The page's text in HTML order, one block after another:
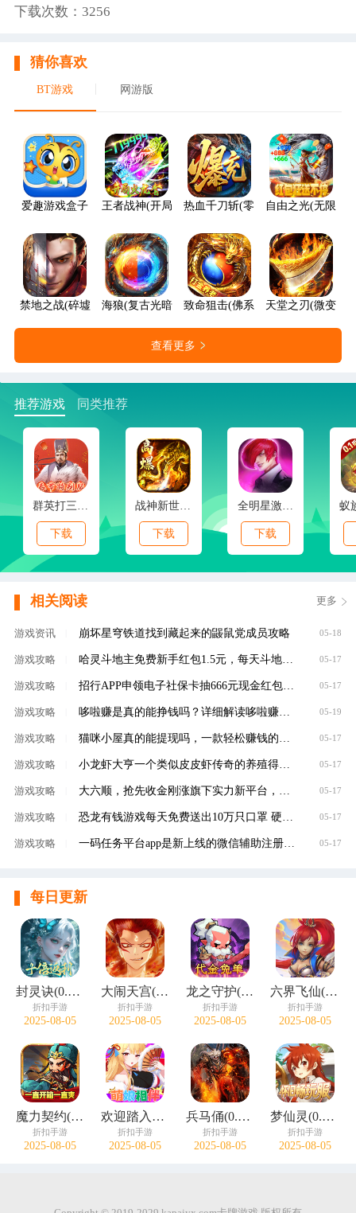
下载次数：3256
猜你喜欢
BT游戏 网游版
爱趣游戏盒子 王者战神(开局火龙套)热血千刀斩(零氪送赞爆充)
自由之光(无限红
禁地之战(碎墟诸天沉默)海狼(复古光暗福利版)致命狙击(佛系打金养老传奇)
天堂之刃(微变攻
查看更多
推荐游戏 同类推荐
下载
战神新世纪(免赞沉默开荒)
下载 下载
相关阅读 更多
游戏资讯 崩坏星穹铁道找到藏起来的鼹鼠党成员攻略 05-18
游戏攻略 哈灵斗地主免费新手红包1.5元，每天斗地主领元 05-17
游戏攻略 招行APP申领电子社保卡抽666元现金红包，100%有礼 05-17
游戏攻略 哆啦赚是真的能挣钱吗？详细解读哆啦赚是不是 05-19
游戏攻略 05-17
游戏攻略 小龙虾大亨一个类似皮皮虾传奇的养殖得分红虾 05-17
游戏攻略 05-17
游戏攻略 05-17
游戏攻略 一码任务平台app是新上线的微信辅助注册赚钱平 05-17
每日更新
封灵诀(0.05十倍返利免单版)
折扣手游
2025-08-05
大闹天宫(0.05折开箱买断版)
折扣手游
2025-08-05
龙之守护(0.05折代金免单)
折扣手游
2025-08-05
六界飞仙(0.1折免费送6480)
折扣手游
2025-08-05
魔力契约(江东儿郎0.05折)
折扣手游
2025-08-05
欢迎踏入金戈铁马的战国世界！这里，广袤大地被战火肆意灼烧，巍峨城垣见证过无数次的攻防拉锯，残垣断壁诉说着往昔的惊心动魄。 风云变幻间，你将与白起等豪杰并肩同行，感受他们的壮志豪情。宫廷权谋诡谲，各方势
折扣手游
2025-08-05
兵马俑(0.1折无双战国)
折扣手游
2025-08-05
梦仙灵(0.05折怀旧畅玩版)
折扣手游
2025-08-05